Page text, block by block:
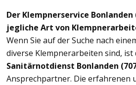
Der Klempnerservice
jegliche Art von
Wenn Sie auf der Suche nach
diverse Klempnerarbeiten sind, ist
Sanitärnotdienst Bonlanden
Ansprechpartner. Die erfahrenen